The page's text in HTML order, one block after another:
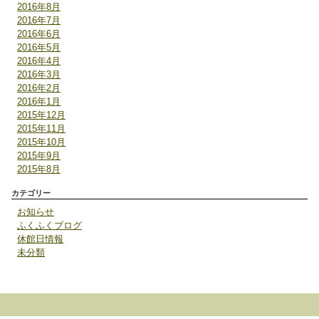
2016年8月
2016年7月
2016年6月
2016年5月
2016年4月
2016年3月
2016年2月
2016年1月
2015年12月
2015年11月
2015年10月
2015年9月
2015年8月
カテゴリー
お知らせ
ふくふくブログ
休館日情報
未分類